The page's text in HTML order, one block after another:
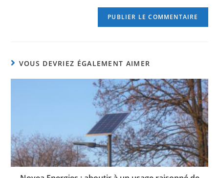
VOUS DEVRIEZ ÉGALEMENT AIMER